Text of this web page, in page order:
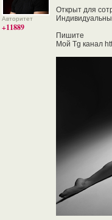
Авторитет
+11889
Открыт для
Пишите
Мой Tg канал